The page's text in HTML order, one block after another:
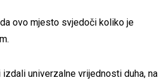
ovo mjesto svjedoči koliko je
univerzalne vrijednosti duha, na